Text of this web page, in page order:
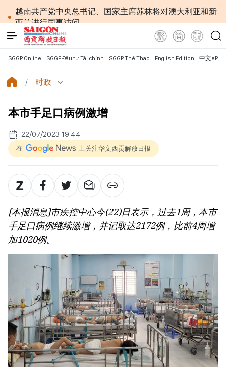
越南共产党中央总书记、国家主席苏林将对澳大利亚和新
西兰进行国事访问
政府总理黎明兴：网络安全必须做到“维护系统”与
“保护人员”紧密结合
越南政府总理黎明兴会见马来西亚国防部长
日益活跃
党中央总书记、国家主席苏林：建设一部科学严谨、
苏林总书记、国家主席会见东盟国家驻河内使节：共
越南国会常务委员会会议：提交国会审议通过设立广
宁市和北宁市《决议》
政府总理黎明兴：外交部门为构建有利于发展的对外
越南第十六届国会第一次非常规会议：主动防范传统
与非传统安全威胁
越南第十六届国会第一次非常规会议：健全与新组织
架构模式相适应的乡级军事指挥部
越南政府总理黎明兴：抓紧完善落实党中央三中全会
《决议》的行动计划
第十六届国会第一次非常规会议：大力减少有条件的
经营行业
第十六届国会第一次非常规会议：海关手续改革与数
字化转型及风险管理相结合
SGGP Online SGGP Đầu tư Tài chính SGGP Thể Thao English Edition 中文
时政
本市手足口病例激增
22/07/2023 19:44
在 上关注华文西贡解放日报
[本报消息]市疾控中心今(22)日表示，过去1周，本市
手足口病例继续激增，并记取达2172例，比前4周增
加1020例。